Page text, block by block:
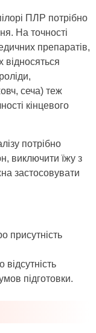
ПЛР потрібно
На точності
препаратів,
відносяться
сеча) теж
кінцевого
потрібно
виключити їжу з
застосовувати
присутність
підготовки.